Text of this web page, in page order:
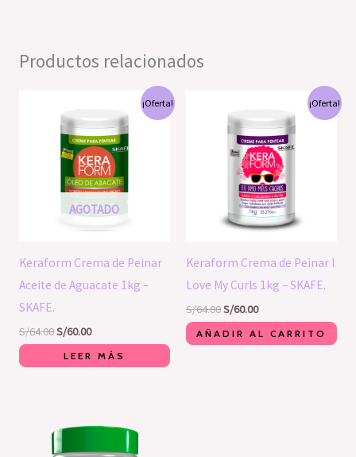
Productos relacionados
¡Oferta!
AGOTADO
Keraform Crema de Peinar
Aceite de Aguacate 1kg –
SKAFE.
S/64.00
precio
original
era:
S/64.00.
S/60.00
actual
es:
S/60.00.
LEER MÁS
¡Oferta!
Keraform Crema de Peinar I
Love My Curls 1kg – SKAFE.
S/64.00
precio
original
era:
S/64.00.
S/60.00
actual
es:
S/60.00.
AÑADIR AL CARRITO